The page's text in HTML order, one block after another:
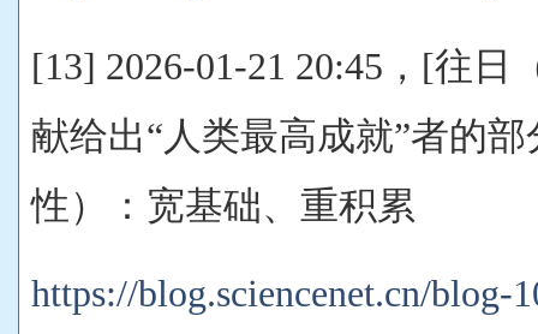
[13] 2026-01-21 20:45，[往日
献给出“人类最高成就”者的
性）：宽基础、重积累
https://blog.sciencenet.cn/blog-